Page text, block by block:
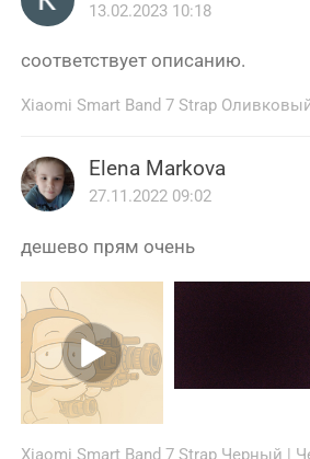
13.02.2023 10:18
соответствует описанию.
Xiaomi Smart Band 7 Strap
Elena Markova
27.11.2022 09:02
дешево прям очень
Xiaomi Smart Band 7 Strap Черный |